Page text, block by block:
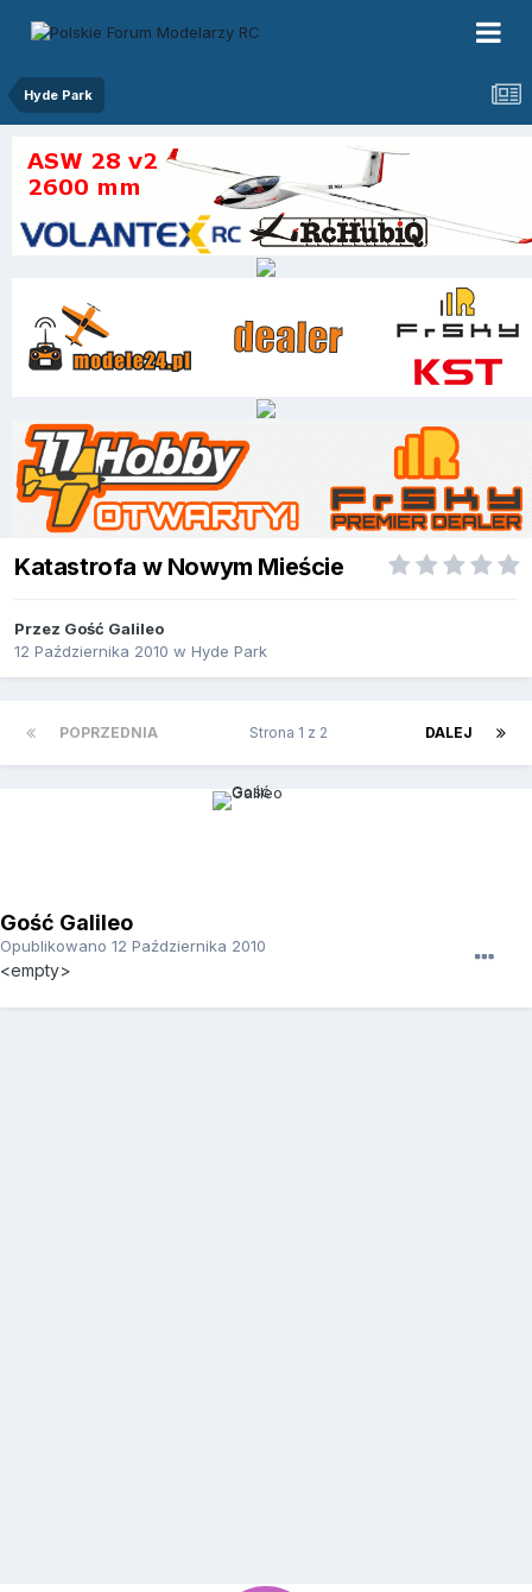
Hyde Park
Katastrofa w Nowym Mieście
Przez Gość Galileo
12 Października 2010 w Hyde Park
POPRZEDNIA DALEJ
Strona 1 z 2
Gość Galileo
Opublikowano 12 Października 2010
<empty>